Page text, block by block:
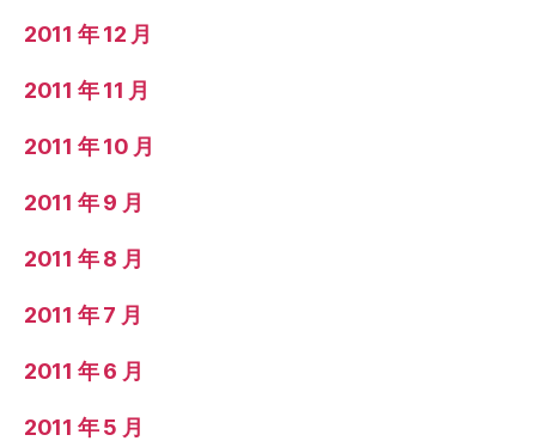
2011 年 12 月
2011 年 11 月
2011 年 10 月
2011 年 9 月
2011 年 8 月
2011 年 7 月
2011 年 6 月
2011 年 5 月